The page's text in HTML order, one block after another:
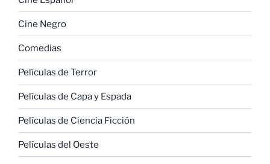
Cine Negro
Comedias
Películas de Terror
Películas de Capa y Espada
Películas de Ciencia Ficción
Películas del Oeste